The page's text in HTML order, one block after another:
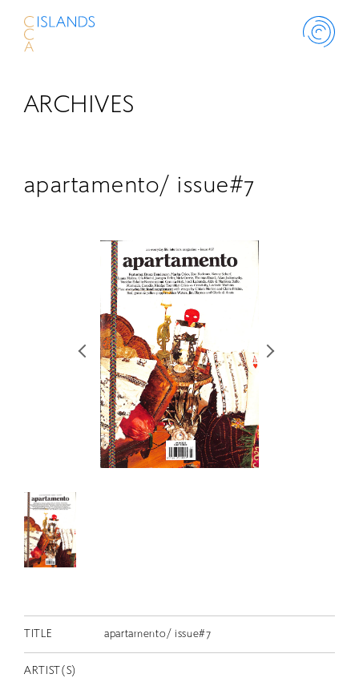
ABOUT
SCHOLARSHIP
RETRACE
コンサート
出演者
出版物
動画
ARCHIVES
apartamento/ issue#7
TITLE apartamento/ issue#7
ARTIST(S)